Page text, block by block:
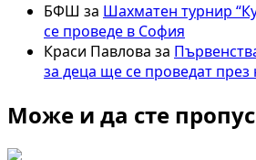
БФШ за Шахматен турнир
се проведе в София
Краси Павлова за
за деца ще се проведат
Може и да сте